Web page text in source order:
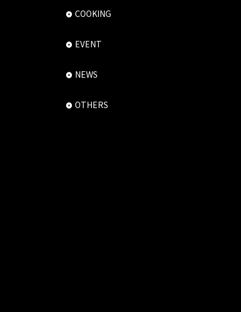
COOKING
EVENT
NEWS
OTHERS